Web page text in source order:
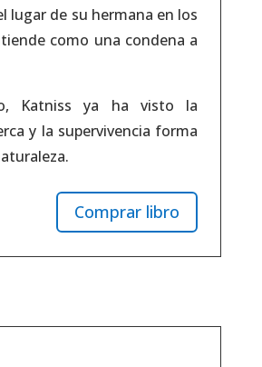
lugar de su hermana en los
como una condena a
Katniss ya ha visto la
y la supervivencia forma
Comprar libro